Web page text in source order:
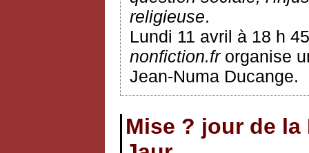
religieuse.
Lundi 11 avril à 18 h
nonfiction.frorganise
Jean-Numa Ducange.
Mise ? jour de